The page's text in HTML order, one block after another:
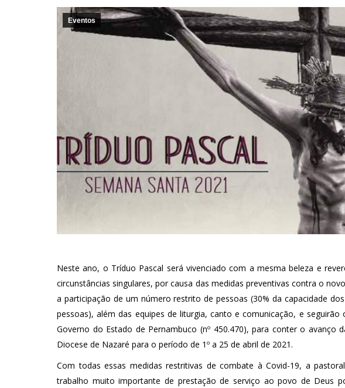
Eventos
Neste ano, o Tríduo Pascal será vivenciado com a mesma beleza e
circunstâncias singulares, por causa das medidas preventivas contra o
a participação de um número restrito de pessoas (30% da capacidade
pessoas), além das equipes de liturgia, canto e comunicação, e
Governo do Estado de Pernambuco (nº 450.470), para conter o avanço
Diocese de Nazaré para o período de 1º a 25 de abril de 2021.
Com todas essas medidas restritivas de combate à Covid-19, a
trabalho muito importante de prestação de serviço ao povo de Deus